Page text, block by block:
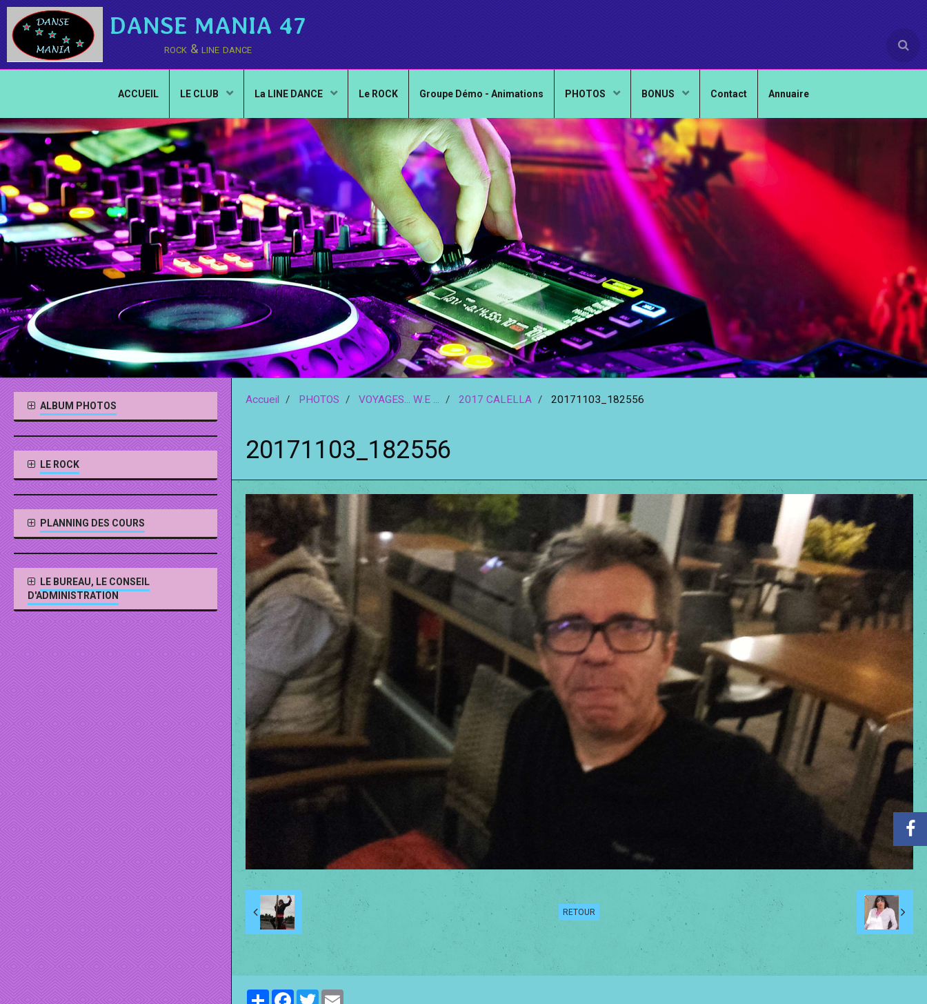
DANSE MANIA 47
rock & line dance
ACCUEIL LE CLUB La LINE DANCE Le ROCK Groupe Démo - Animations PHOTOS BONUS Contact Annuaire
Accueil PHOTOS VOYAGES... W.E ... 2017 CALELLA 20171103_182556
20171103_182556
RETOUR
PartagerFacebookTwitter
ALBUM PHOTOS
LE ROCK
PLANNING DES COURS
LE BUREAU, LE CONSEIL
D'ADMINISTRATION